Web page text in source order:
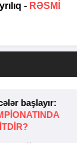
- RƏSMİ
başlayır: